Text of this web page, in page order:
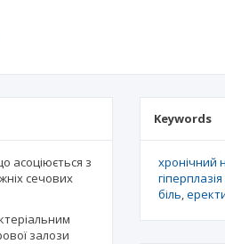
асоціюється з
сечових
залози
Keywords
хронічний
біль